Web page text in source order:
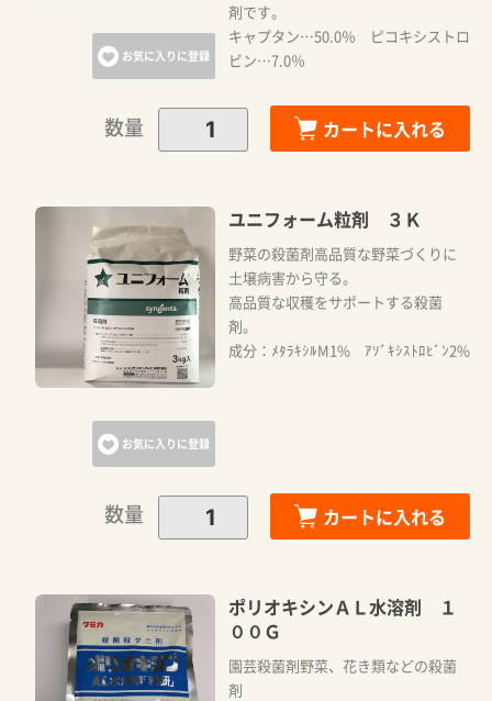
お気に入りに登録
剤です。
キャプタン…50.0％ ピコキシストロ
ビン…7.0％
数量 カートに入れる
お気に入りに登録
ユニフォーム粒剤 ３Ｋ
野菜の殺菌剤高品質な野菜づくりに
土壌病害から守る。
高品質な収穫をサポートする殺菌
剤。
成分：ﾒﾀﾗｷｼﾙM1% ｱｿﾞｷｼｽﾄﾛﾋﾞﾝ2%
数量 カートに入れる
ポリオキシンＡＬ水溶剤 １
００Ｇ
園芸殺菌剤野菜、花き類などの殺菌
剤